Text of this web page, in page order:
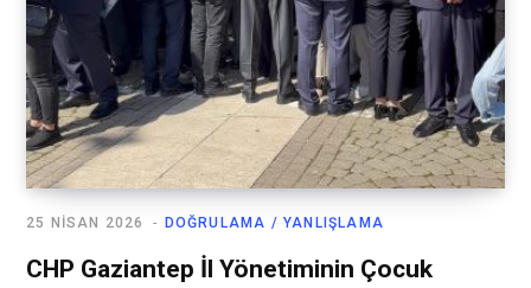
DOĞRULAMA / YANLIŞLAMA
25 NISAN 2026
CHP Gaziantep İl Yönetiminin Çocuk